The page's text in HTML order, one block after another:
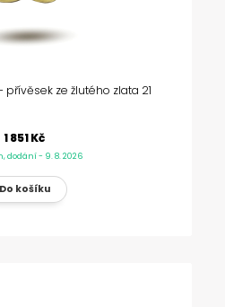
ze žlutého zlata 21
1 851 Kč
dodání - 9. 8. 2026